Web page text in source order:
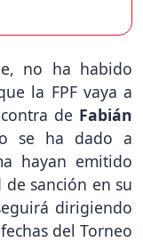
no ha habido
la FPF vaya a
de Fabián
se ha dado a
hayan emitido
sanción en su
dirigiendo
del Torneo